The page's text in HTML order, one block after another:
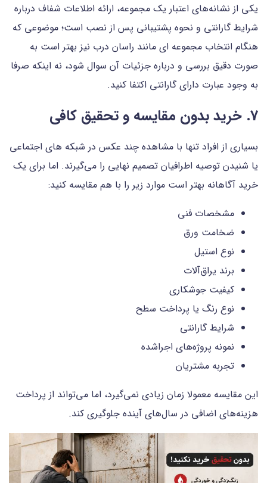
یکی از نشانه‌های اعتبار یک مجموعه، ارائه اطلاعات شفاف درباره
شرایط گارانتی و نحوه پشتیبانی پس از نصب است؛ موضوعی که
هنگام انتخاب مجموعه ای مانند راسان درب نیز بهتر است به
صورت دقیق بررسی و درباره جزئیات آن سوال شود، نه اینکه صرفا
به وجود عبارت دارای گارانتی اکتفا کنید.
7. خرید بدون مقایسه و تحقیق کافی
بسیاری از افراد تنها با مشاهده چند عکس در شبکه های اجتماعی
یا شنیدن توصیه اطرافیان تصمیم نهایی را می‌گیرند. اما برای یک
خرید آگاهانه بهتر است موارد زیر را با هم مقایسه کنید:
مشخصات فنی
ضخامت ورق
نوع استیل
برند یراق‌آلات
کیفیت جوشکاری
نوع رنگ یا پرداخت سطح
شرایط گارانتی
نمونه پروژه‌های اجراشده
تجربه مشتریان
این مقایسه معمولا زمان زیادی نمی‌گیرد، اما می‌تواند از پرداخت
هزینه‌های اضافی در سال‌های آینده جلوگیری کند.